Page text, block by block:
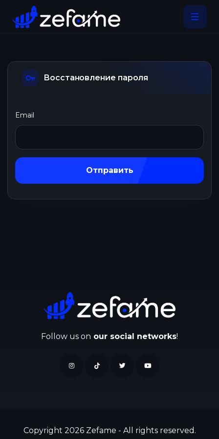
Восстановление пароля
Email
Отправить
Follow us on our social networks!
Copyright 2026 Zefame - All rights reserved.